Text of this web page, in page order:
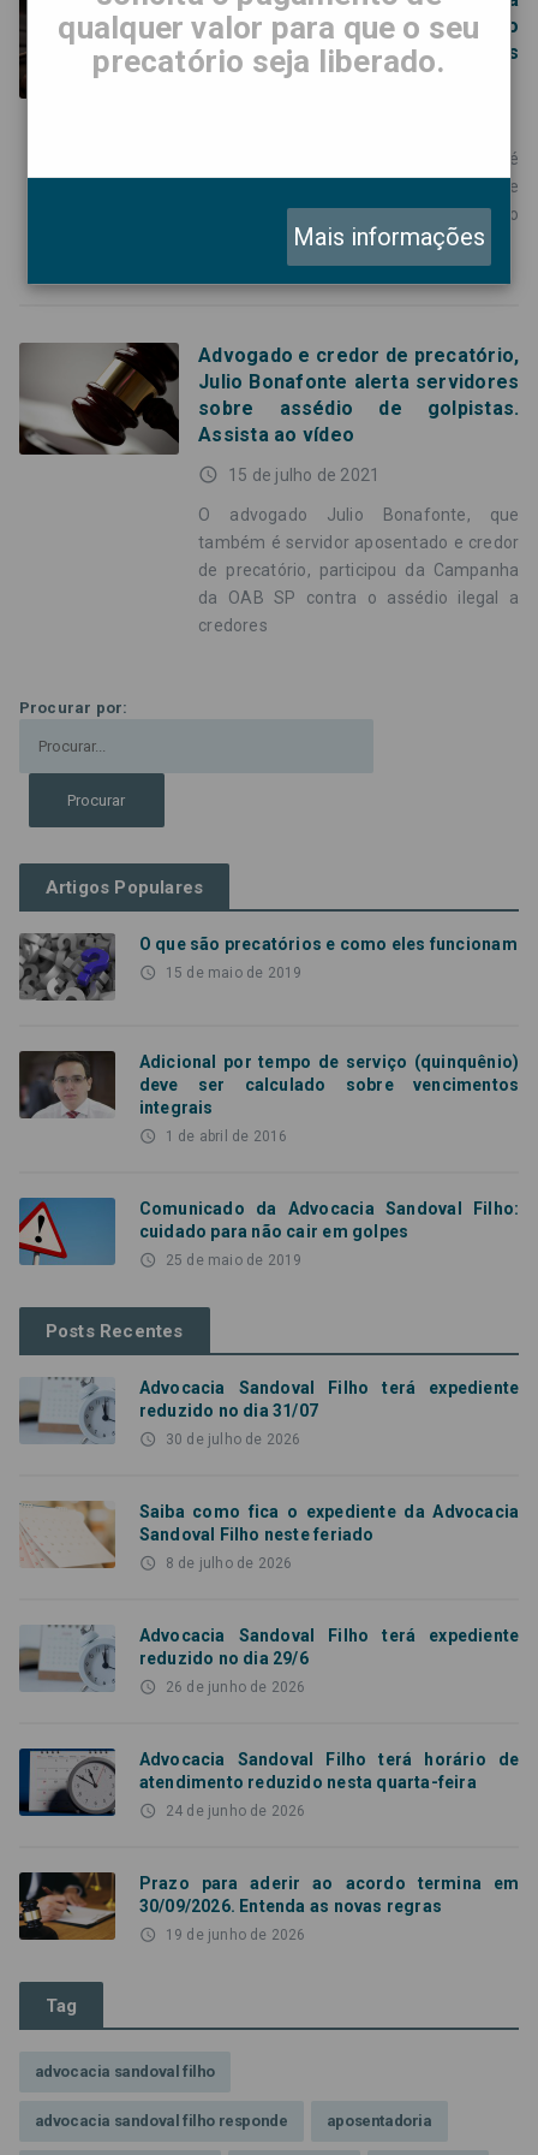
credores de precatórios a não
fazerem pagamentos
antecipados
Luiz de Almeida Baptista Neto é
advogado e representa credores de
precatórios em São Paulo e no Vale do
Ribeira, região do sul do estado.
Advogado e credor de precatório,
Julio Bonafonte alerta servidores
sobre assédio de golpistas.
Assista ao vídeo
access_time 15 de julho de 2021
O advogado Julio Bonafonte, que
também é servidor aposentado e credor
de precatório, participou da Campanha
da OAB SP contra o assédio ilegal a
credores
Procurar por:
Artigos Populares
O que são precatórios e como eles funcionam
access_time 15 de maio de 2019
Adicional por tempo de serviço (quinquênio)
deve ser calculado sobre vencimentos
integrais
access_time 1 de abril de 2016
Comunicado da Advocacia Sandoval Filho:
cuidado para não cair em golpes
access_time 25 de maio de 2019
Posts Recentes
Advocacia Sandoval Filho terá expediente
reduzido no dia 31/07
access_time 30 de julho de 2026
Saiba como fica o expediente da Advocacia
Sandoval Filho neste feriado
access_time 8 de julho de 2026
Advocacia Sandoval Filho terá expediente
reduzido no dia 29/6
access_time 26 de junho de 2026
Advocacia Sandoval Filho terá horário de
atendimento reduzido nesta quarta-feira
access_time 24 de junho de 2026
Prazo para aderir ao acordo termina em
30/09/2026. Entenda as novas regras
access_time 19 de junho de 2026
Tag
advocacia sandoval filho
advocacia sandoval filho responde aposentadoria
qualquer valor para que o seu
precatório seja liberado.
Mais informações